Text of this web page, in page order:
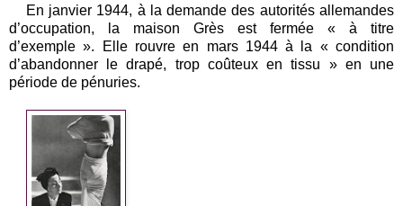
En janvier 1944, à la demande des autorités allemandes
d’occupation, la maison Grès est fermée « à titre
d’exemple ». Elle rouvre en mars 1944 à la « condition
d’abandonner le drapé, trop coûteux en tissu » en une
période de pénuries.